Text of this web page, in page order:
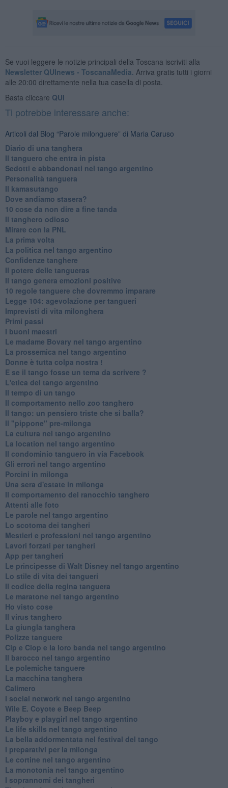
Se vuoi leggere le notizie principali della Toscana iscriviti alla
Newsletter QUInews - ToscanaMedia. Arriva gratis tutti i giorni
alle 20:00 direttamente nella tua casella di posta.
Basta cliccare QUI
Ti potrebbe interessare anche:
Articoli dal Blog “Parole milonguere” di Maria Caruso
Diario di una tanghera
Il tanguero che entra in pista
Sedotti e abbandonati nel tango argentino
Personalità tanguera
Il kamasutango
Dove andiamo stasera?
10 cose da non dire a fine tanda
Il tanghero odioso
Mirare con la PNL
La prima volta
La politica nel tango argentino
Confidenze tanghere
Il potere delle tangueras
Il tango genera emozioni positive
10 regole tanguere che dovremmo imparare
Legge 104: agevolazione per tangueri
Imprevisti di vita milonghera
Primi passi
I buoni maestri
Le madame Bovary nel tango argentino
La prossemica nel tango argentino
Donne è tutta colpa nostra !
E se il tango fosse un tema da scrivere ?
L'etica del tango argentino
Il tempo di un tango
Il comportamento nello zoo tanghero
Il tango: un pensiero triste che si balla?
Il "pippone" pre-milonga
La cultura nel tango argentino
La location nel tango argentino
Il condominio tanguero in via Facebook
Gli errori nel tango argentino
Porcini in milonga
Una sera d'estate in milonga
Il comportamento del ranocchio tanghero
Attenti alle foto
Le parole nel tango argentino
Lo scotoma dei tangheri
Mestieri e professioni nel tango argentino
Lavori forzati per tangheri
App per tangheri
Le principesse di Walt Disney nel tango argentino
Lo stile di vita dei tangueri
Il codice della regina tanguera
Le maratone nel tango argentino
Ho visto cose
Il virus tanghero
La giungla tanghera
Polizze tanguere
Cip e Ciop e la loro banda nel tango argentino
Il barocco nel tango argentino
Le polemiche tanguere
La macchina tanghera
Calimero
​I social network nel tango argentino
Wile E. Coyote e Beep Beep
Playboy e playgirl nel tango argentino
Le life skills nel tango argentino
La bella addormentata nel festival del tango
I preparativi per la milonga
Le cortine nel tango argentino
La monotonia nel tango argentino
I soprannomi dei tangheri